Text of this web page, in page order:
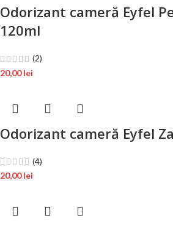
Odorizant cameră Eyfel
120ml
(2)
20,00lei
Odorizant cameră Eyfel
(4)
20,00lei